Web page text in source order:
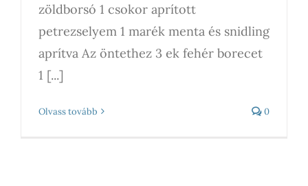
zöldborsó 1 csokor aprított
petrezselyem 1 marék menta és snidling
aprítva Az öntethez 3 ek fehér borecet
1 [...]
Olvass tovább 0